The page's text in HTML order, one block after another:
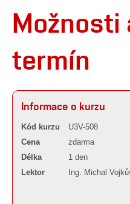
Možnosti
termín
Informace o kurzu
Kód kurzu
U3V-508
Cena
zdarma
Délka
1 den
Lektor
Ing. Michal